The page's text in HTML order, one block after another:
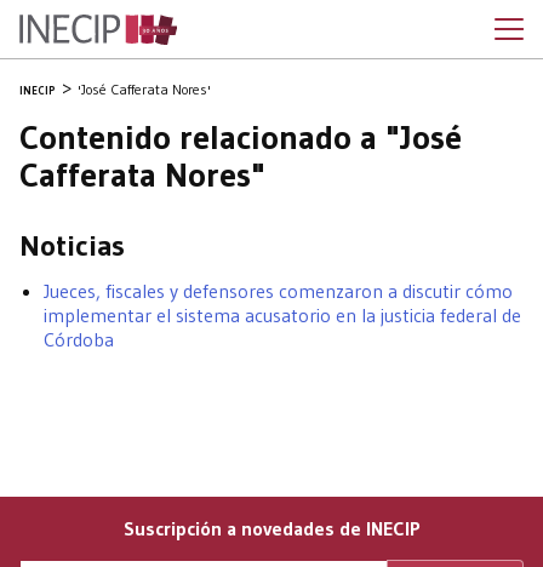
INECIP 'José Cafferata Nores'
Contenido relacionado a "José
Cafferata Nores"
Noticias
Jueces, fiscales y defensores comenzaron a discutir cómo
implementar el sistema acusatorio en la justicia federal de
Córdoba
Suscripción a novedades de INECIP